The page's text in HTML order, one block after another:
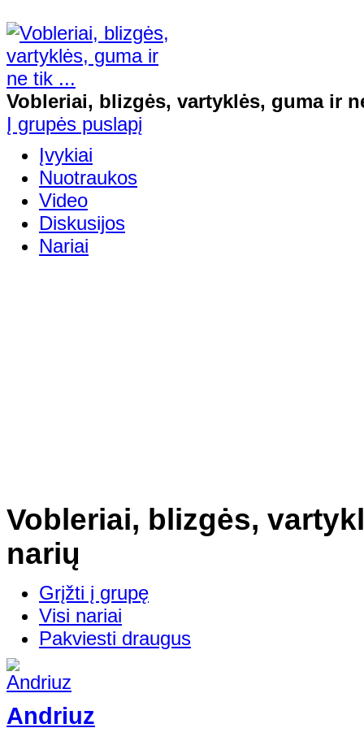
Vobleriai, blizgės, vartyklės, guma ir
Į grupės puslapį
Įvykiai
Nuotraukos
Video
Diskusijos
Nariai
Vobleriai, blizgės,
narių
Grįžti į grupę
Visi nariai
Pakviesti draugus
Andriuz